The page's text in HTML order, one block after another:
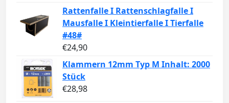
Rattenfalle I Rattenschlagfalle I
Mausfalle I Kleintierfalle I Tierfalle
#48#
€24,90
Klammern 12mm Typ M Inhalt: 2000
Stück
€28,98